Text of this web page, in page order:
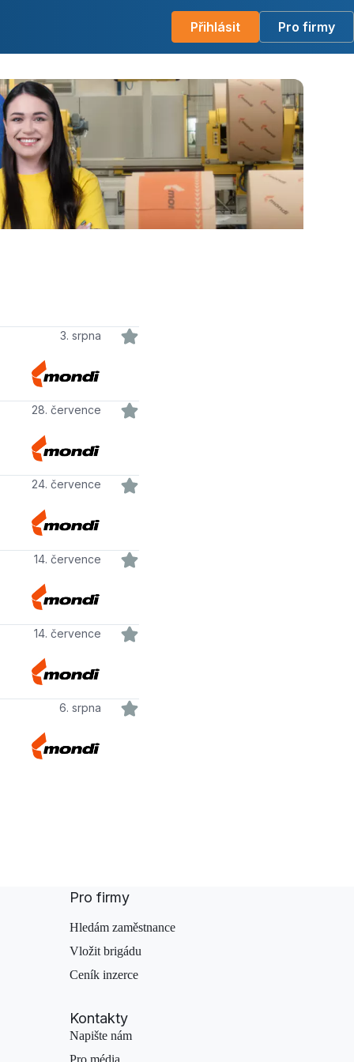
Přihlásit Pro firmy
3. srpna
28. července
24. července
14. července
14. července
6. srpna
Pro firmy
Hledám zaměstnance
Vložit brigádu
Ceník inzerce
Kontakty
Napište nám
Pro média